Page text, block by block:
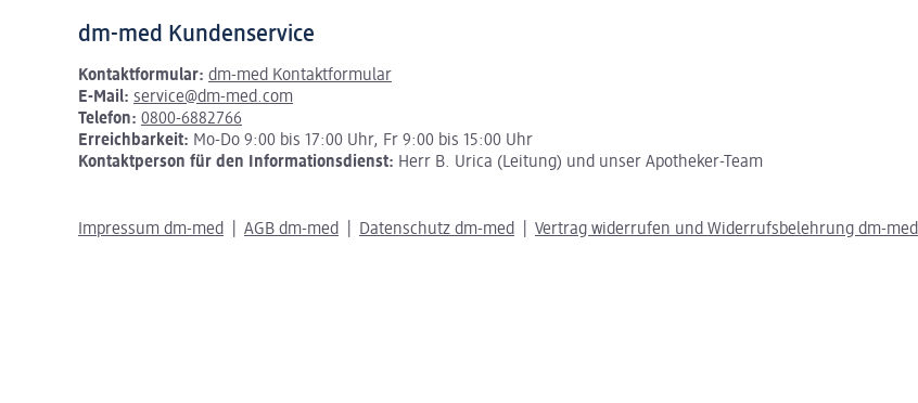
dm-med Kundenservice
Kontaktformular: dm-med Kontaktformular
E-Mail: service@dm-med.com
Telefon: 0800-6882766
Erreichbarkeit: Mo-Do 9:00 bis 17:00 Uhr, Fr 9:00 bis 15:00 Uhr
Kontaktperson für den Informationsdienst: Herr B. Urica (Leitung) und unser Apotheker-Team
Impressum dm-med AGB dm-med Datenschutz dm-med Vertrag widerrufen und Widerrufsbelehrung dm-med